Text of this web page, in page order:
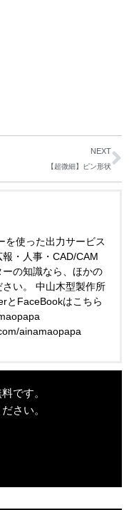
NEXT
【超微細】ピン形状
を使った出力サービス
・人事・CAD/CAM
の知識なら、ほかの
い。 中山木型製作所
とFaceBookはこちら
ainamaopapa
です。
さい。